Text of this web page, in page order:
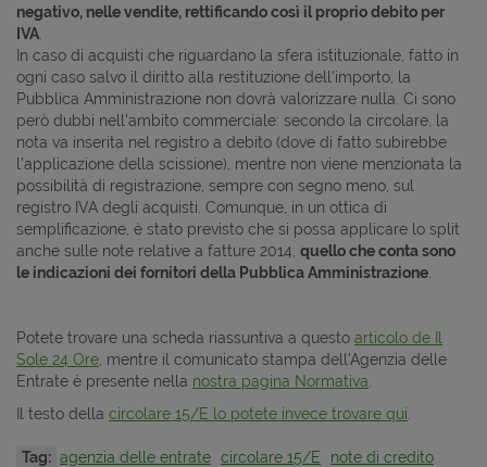
negativo, nelle vendite, rettificando così il proprio debito per
IVA
In caso di acquisti che riguardano la sfera istituzionale, fatto in
ogni caso salvo il diritto alla restituzione dell'importo, la
Pubblica Amministrazione non dovrà valorizzare nulla. Ci sono
però dubbi nell'ambito commerciale: secondo la circolare, la
nota va inserita nel registro a debito (dove di fatto subirebbe
l'applicazione della scissione), mentre non viene menzionata la
possibilità di registrazione, sempre con segno meno, sul
registro IVA degli acquisti. Comunque, in un ottica di
semplificazione, è stato previsto che si possa applicare lo split
anche sulle note relative a fatture 2014, quello che conta sono
le indicazioni dei fornitori della Pubblica Amministrazione
Potete trovare una scheda riassuntiva a questo articolo de Il
Sole 24 Ore , mentre il comunicato stampa dell'Agenzia delle
Entrate è presente nella nostra pagina Normativa
Il testo della circolare 15/E lo potete invece trovare qui
Tag: agenzia delle entrate circolare 15/E
note di credito